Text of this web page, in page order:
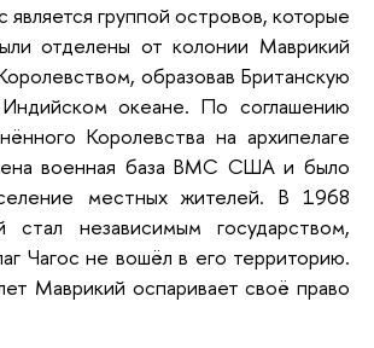
является группой островов, которые
отделены от колонии Маврикий
образовав Британскую
океане. По соглашению
Королевства на архипелаге
военная база ВМС США и было
местных жителей. В 1968
стал независимым государством,
Чагос не вошёл в его территорию.
Маврикий оспаривает своё право